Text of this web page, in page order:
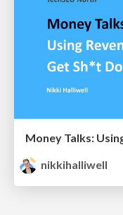
Money Talks:
nikkihalliwell